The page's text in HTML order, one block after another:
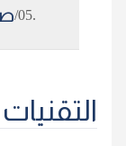
.05/
التقنيات